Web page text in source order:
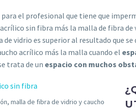
el profesional que tiene que
sin fibra más la malla de fibra
vidrio es superior al resultado que
acrílico más la malla cuando el
trata de un espacio con muchos
malla de fibra de vidrio y caucho